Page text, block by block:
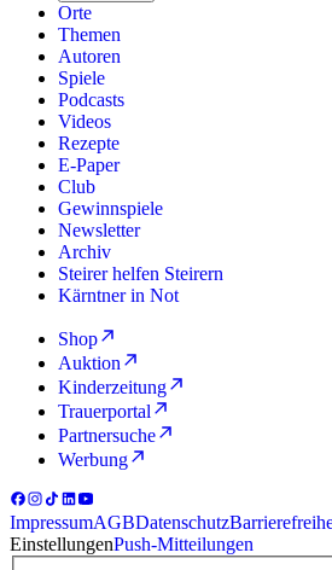
Orte
Themen
Autoren
Spiele
Podcasts
Videos
Rezepte
E-Paper
Club
Gewinnspiele
Newsletter
Archiv
Steirer helfen Steirern
Kärntner in Not
Shop
Auktion
Kinderzeitung
Trauerportal
Partnersuche
Werbung
ImpressumAGBDatenschutz
EinstellungenPush-Mitteilungen